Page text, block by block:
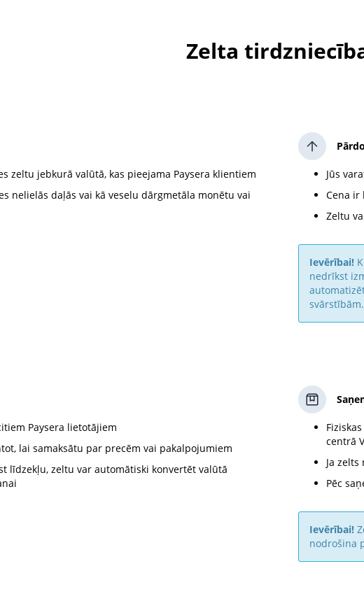
Zelta
zeltu jebkurā valūtā, kas pieejama Paysera klientiem
nelielās daļās vai kā veselu dārgmetāla monētu vai
Jūs
Cena ir
Zeltu
Ievērībai!
nedrīkst
svārstībām.
Paysera lietotājiem
lai samaksātu par precēm vai pakalpojumiem
līdzekļu, zeltu var automātiski konvertēt valūtā
centrā
Ja
Pēc
Ievērībai!
nodrošina